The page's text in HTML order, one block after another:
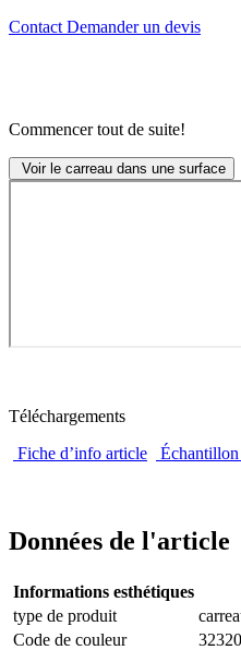
Contact Demander un devis
Commencer tout de suite!
Voir le carreau dans une surface
Téléchargements
Fiche d’info article
Données de l'article
Informations esthétiques
type de produit
Code de couleur
32320